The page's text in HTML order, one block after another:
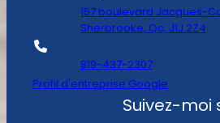
157 boulevard Jacques-
Sherbrooke, Qc, J1J 2Z4
819-437-2307
Profil d'entreprise Google
Suivez-moi